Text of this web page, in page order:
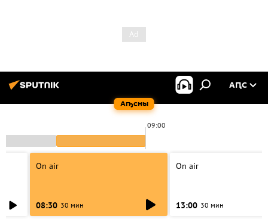
Аҧсны
АԤС
09:00
On air
08:30 30 мин
On air
13:00 30 мин